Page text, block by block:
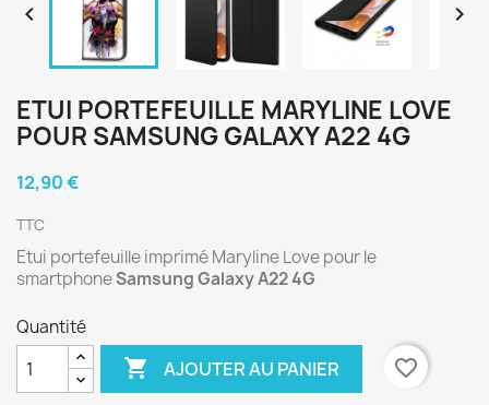
 
ETUI PORTEFEUILLE MARYLINE LOVE
POUR SAMSUNG GALAXY A22 4G
12,90 €
TTC
Etui portefeuille imprimé Maryline Love pour le
smartphoneSamsung Galaxy A22 4G
Quantité
 AJOUTER AU PANIER favorite_border